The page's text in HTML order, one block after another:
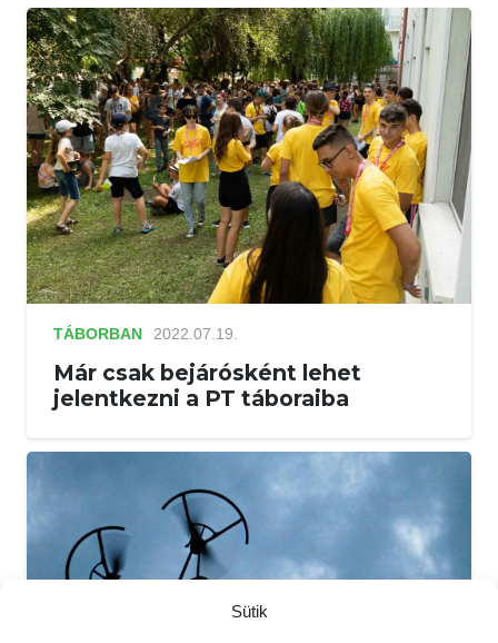
Sütik
TÁBORBAN 2022.07.19.
Már csak bejárósként lehet
jelentkezni a PT táboraiba